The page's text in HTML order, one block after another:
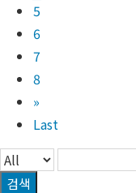
5
6
7
8
»
Last
검색